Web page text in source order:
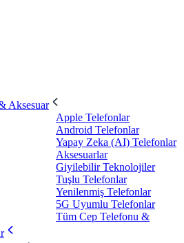
Aksesuar
Apple Telefonlar
Android Telefonlar
Yapay Zeka (AI) Telefonlar
Aksesuarlar
Giyilebilir Teknolojiler
Tuşlu Telefonlar
Yenilenmiş Telefonlar
5G Uyumlu Telefonlar
Tüm Cep Telefonu &